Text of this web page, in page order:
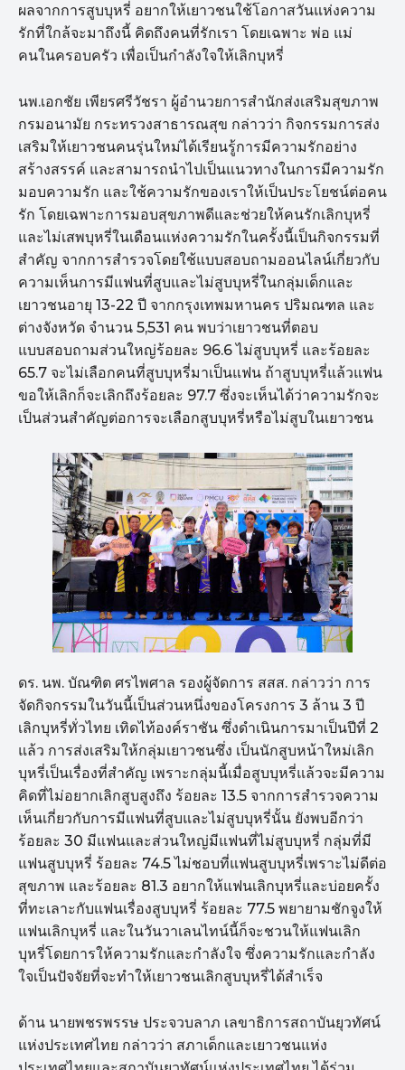
ผลจากการสูบบุหรี่ อยากให้เยาวชนใช้โอกาสวันแห่งความ
รักที่ใกล้จะมาถึงนี้ คิดถึงคนที่รักเรา โดยเฉพาะ พ่อ แม่
คนในครอบครัว เพื่อเป็นกำลังใจให้เลิกบุหรี่
นพ.เอกชัย เพียรศรีวัชรา ผู้อำนวยการสำนักส่งเสริมสุขภาพ
กรมอนามัย กระทรวงสาธารณสุข กล่าวว่า กิจกรรมการส่ง
เสริมให้เยาวชนคนรุ่นใหม่ได้เรียนรู้การมีความรักอย่าง
สร้างสรรค์ และสามารถนำไปเป็นแนวทางในการมีความรัก
มอบความรัก และใช้ความรักของเราให้เป็นประโยชน์ต่อคน
รัก โดยเฉพาะการมอบสุขภาพดีและช่วยให้คนรักเลิกบุหรี่
และไม่เสพบุหรี่ในเดือนแห่งความรักในครั้งนี้เป็นกิจกรรมที่
สำคัญ จากการสำรวจโดยใช้แบบสอบถามออนไลน์เกี่ยวกับ
ความเห็นการมีแฟนที่สูบและไม่สูบบุหรี่ในกลุ่มเด็กและ
เยาวชนอายุ 13-22 ปี จากกรุงเทพมหานคร ปริมณฑล และ
ต่างจังหวัด จำนวน 5,531 คน พบว่าเยาวชนที่ตอบ
แบบสอบถามส่วนใหญ่ร้อยละ 96.6 ไม่สูบบุหรี่ และร้อยละ
65.7 จะไม่เลือกคนที่สูบบุหรี่มาเป็นแฟน ถ้าสูบบุหรี่แล้วแฟน
ขอให้เลิกก็จะเลิกถึงร้อยละ 97.7 ซึ่งจะเห็นได้ว่าความรักจะ
เป็นส่วนสำคัญต่อการจะเลือกสูบบุหรี่หรือไม่สูบในเยาวชน
ดร. นพ. บัณฑิต ศรไพศาล รองผู้จัดการ สสส. กล่าวว่า การ
จัดกิจกรรมในวันนี้เป็นส่วนหนึ่งของโครงการ 3 ล้าน 3 ปี
เลิกบุหรี่ทั่วไทย เทิดไท้องค์ราชัน ซึ่งดำเนินการมาเป็นปีที่ 2
แล้ว การส่งเสริมให้กลุ่มเยาวชนซึ่ง เป็นนักสูบหน้าใหม่เลิก
บุหรี่เป็นเรื่องที่สำคัญ เพราะกลุ่มนี้เมื่อสูบบุหรี่แล้วจะมีความ
คิดที่ไม่อยากเลิกสูบสูงถึง ร้อยละ 13.5 จากการสำรวจความ
เห็นเกี่ยวกับการมีแฟนที่สูบและไม่สูบบุหรี่นั้น ยังพบอีกว่า
ร้อยละ 30 มีแฟนและส่วนใหญ่มีแฟนที่ไม่สูบบุหรี่ กลุ่มที่มี
แฟนสูบบุหรี่ ร้อยละ 74.5 ไม่ชอบที่แฟนสูบบุหรี่เพราะไม่ดีต่อ
สุขภาพ และร้อยละ 81.3 อยากให้แฟนเลิกบุหรี่และบ่อยครั้ง
ที่ทะเลาะกับแฟนเรื่องสูบบุหรี่ ร้อยละ 77.5 พยายามชักจูงให้
แฟนเลิกบุหรี่ และในวันวาเลนไทน์นี้ก็จะชวนให้แฟนเลิก
บุหรี่โดยการให้ความรักและกำลังใจ ซึ่งความรักและกำลัง
ใจเป็นปัจจัยที่จะทำให้เยาวชนเลิกสูบบุหรี่ได้สำเร็จ
ด้าน นายพชรพรรษ ประจวบลาภ เลขาธิการสถาบันยุวทัศน์
แห่งประเทศไทย กล่าวว่า สภาเด็กและเยาวชนแห่ง